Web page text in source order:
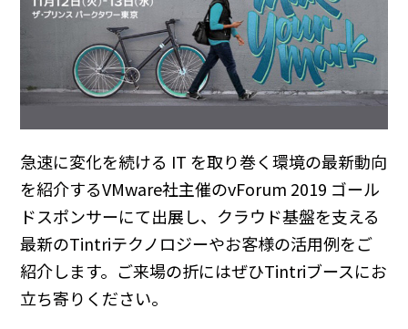
急速に変化を続ける IT を取り巻く環境の最新動向
を紹介するVMware社主催のvForum 2019 ゴール
ドスポンサーにて出展し、クラウド基盤を支える
最新のTintriテクノロジーやお客様の活用例をご
紹介します。ご来場の折にはぜひTintriブースにお
立ち寄りください。